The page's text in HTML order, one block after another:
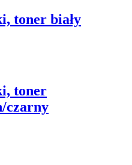
toner biały
toner
czarny